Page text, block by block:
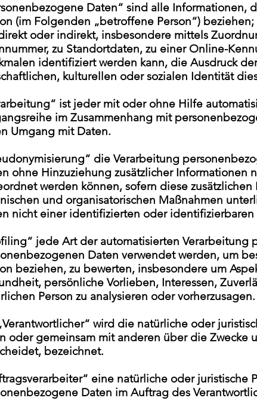
Daten“ sind alle
(im Folgenden „betroffene Person“)
oder indirekt, insbesondere mittels
zu Standortdaten, zu einer Online-
identifiziert werden kann, die Ausdruck
kulturellen oder sozialen Identität
ist jeder mit oder ohne Hilfe
im Zusammenhang mit
Umgang mit Daten.
die Verarbeitung
ohne Hinzuziehung zusätzlicher Informationen
werden können, sofern diese
und organisatorischen Maßnahmen
nicht einer identifizierten oder
jede Art der automatisierten
Daten verwendet werden, um
beziehen, zu bewerten, insbesondere um
persönliche Vorlieben, Interessen,
Person zu analysieren oder vorherzusagen.
wird die natürliche oder
oder gemeinsam mit anderen über die
bezeichnet.
eine natürliche oder
Daten im Auftrag des